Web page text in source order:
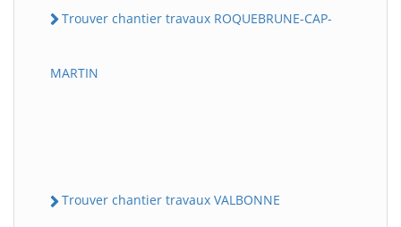
Trouver chantier travaux ROQUEBRUNE-CAP-
MARTIN
Trouver chantier travaux VALBONNE